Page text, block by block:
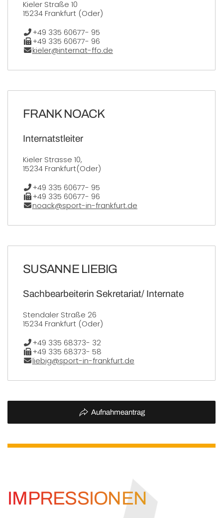
Kieler Straße 10
15234 Frankfurt (Oder)
Telefon:
+49 335 60677- 95
Fax:
+49 335 60677- 96
E-Mail:
kieler@internat-ffo.de
FRANK NOACK
Internatstleiter
Kieler Strasse 10,
15234 Frankfurt(Oder)
Telefon:
+49 335 60677- 95
Fax:
+49 335 60677- 96
E-Mail:
noack@sport-in-frankfurt.de
SUSANNE LIEBIG
Sachbearbeiterin Sekretariat/ Internate
Stendaler Straße 26
15234 Frankfurt (Oder)
Telefon:
+49 335 68373- 32
Fax:
+49 335 68373- 58
E-Mail:
liebig@sport-in-frankfurt.de
Aufnahmeantrag
IMPRESSIONEN